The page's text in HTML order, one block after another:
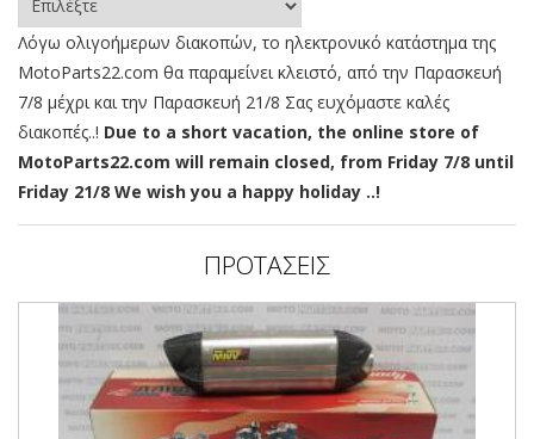
Λόγω ολιγοήμερων διακοπών, το ηλεκτρονικό κατάστημα της
MotoParts22.com θα παραμείνει κλειστό, από την Παρασκευή
7/8 μέχρι και την Παρασκευή 21/8 Σας ευχόμαστε καλές
διακοπές..! Due to a short vacation, the online store of
MotoParts22.com will remain closed, from Friday 7/8 until
Friday 21/8 We wish you a happy holiday ..!
ΠΡΟΤΑΣΕΙΣ